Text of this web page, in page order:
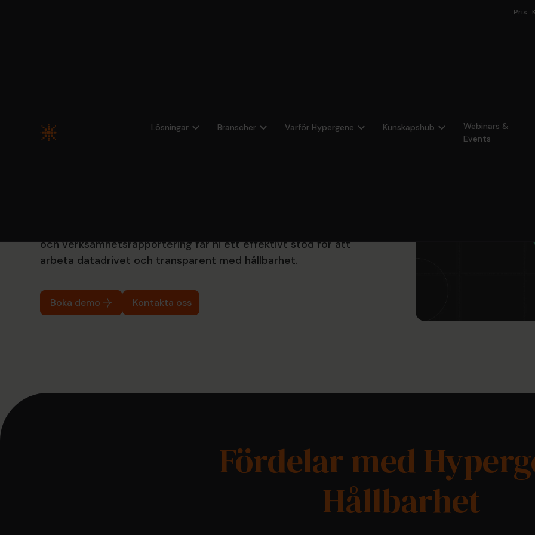
Pris
Lösningar Branscher Varför Hypergene Kunskapshub
Webinars &
Events
Hållbarhetsstyrning
och verksamhetsrapportering får ni ett effektivt stöd för att
arbeta datadrivet och transparent med hållbarhet.
Boka demo Kontakta oss
Fördelar med
Hållbarhet